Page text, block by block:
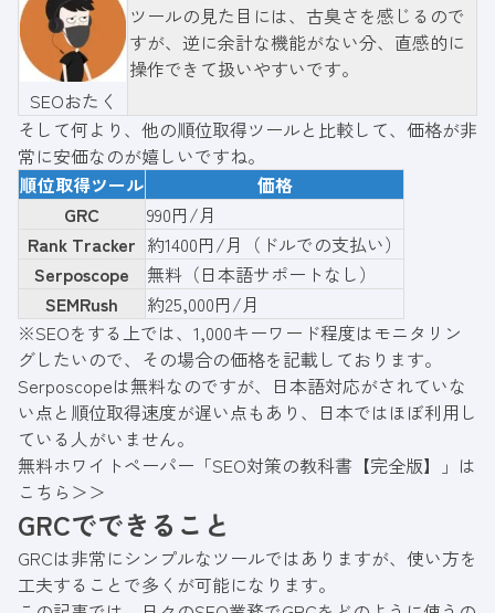
SEOおたく
ツールの見た目には、古臭さを感じるので
すが、逆に余計な機能がない分、直感的に
操作できて扱いやすいです。
そして何より、他の順位取得ツールと比較して、価格が非
常に安価なのが嬉しいですね。
順位取得ツール
価格
GRC
990円/月
Rank Tracker 約1400円/月（ドルでの支払い）
Serposcope
無料（日本語サポートなし）
SEMRush
約25,000円/月
※SEOをする上では、1,000キーワード程度はモニタリン
グしたいので、その場合の価格を記載しております。
Serposcopeは無料なのですが、日本語対応がされていな
い点と順位取得速度が遅い点もあり、日本ではほぼ利用し
ている人がいません。
無料ホワイトペーパー「SEO対策の教科書【完全版】」は
こちら＞＞
GRCでできること
GRCは非常にシンプルなツールではありますが、使い方を
工夫することで多くが可能になります。